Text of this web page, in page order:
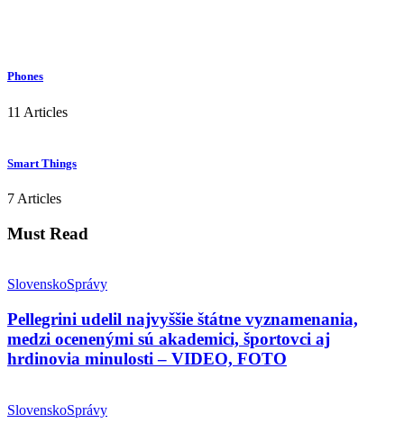
Phones
11 Articles
Smart Things
7 Articles
Must Read
SlovenskoSprávy
Pellegrini udelil najvyššie štátne vyznamenania,
medzi ocenenými sú akademici, športovci aj
hrdinovia minulosti – VIDEO, FOTO
SlovenskoSprávy